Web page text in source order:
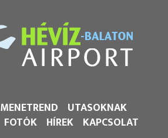
MENETREND UTASOKNAK
FOTÓK HÍREK KAPCSOLAT